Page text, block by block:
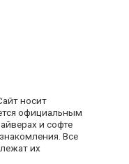
носит
официальным
и софте
Все
их